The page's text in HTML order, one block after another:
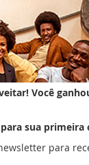
Você
para sua primeira
para